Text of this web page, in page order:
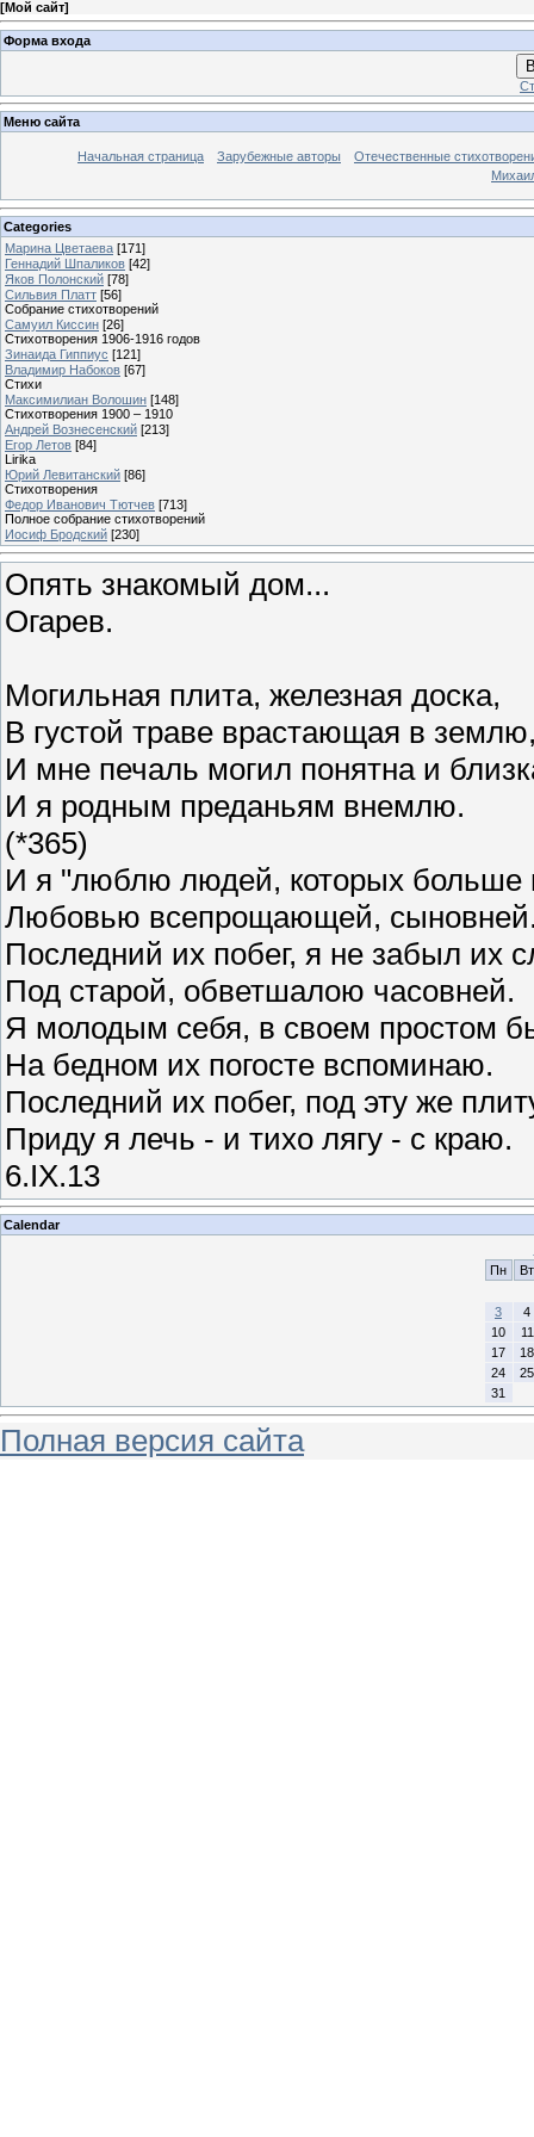
[Мой сайт]
Форма входа
Меню сайта
Начальная страница Зарубежные авторы
Отечественные
Categories
Марина Цветаева [171]
Геннадий Шпаликов [42]
Яков Полонский [78]
Сильвия Платт [56]
Собрание стихотворений
Самуил Киссин [26]
Стихотворения 1906-1916 годов
Зинаида Гиппиус [121]
Владимир Набоков [67]
Стихи
Максимилиан Волошин [148]
Стихотворения 1900 – 1910
Андрей Вознесенский [213]
Егор Летов [84]
Lirika
Юрий Левитанский [86]
Стихотворения
Федор Иванович Тютчев [713]
Полное собрание стихотворений
Иосиф Бродский [230]
Опять знакомый дом...
Огарев.
Могильная плита, железная доска,
В густой траве врастающая в
И мне печаль могил понятна и
И я родным преданьям внемлю.
(*365)
И я "люблю людей, которых больше
Любовью всепрощающей,
Последний их побег, я не забыл их
Под старой, обветшалою часовней.
Я молодым себя, в своем простом
На бедном их погосте вспоминаю.
Последний их побег, под эту же
Приду я лечь - и тихо лягу - с краю.
6.IX.13
Calendar
Пн
Вт
3
4
10
11
17
18
24
25
31
Полная версия сайта